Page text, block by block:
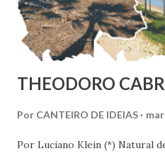
THEODORO
Por CANTEIRO DE IDEIAS
Por Luciano Klein (*) Natural